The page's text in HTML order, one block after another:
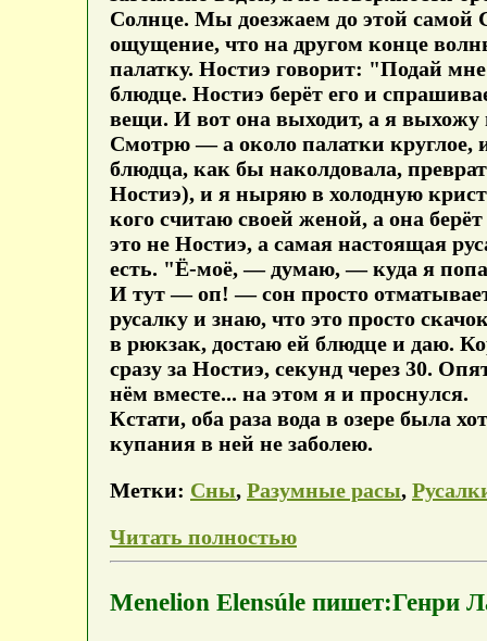
Солнце. Мы доезжаем до этой самой
ощущение, что на другом конце
палатку. Ностиэ говорит: "Подай
блюдце. Ностиэ берёт его и
вещи. И вот она выходит, а я выхожу
Смотрю — а около палатки круглое,
блюдца, как бы наколдовала,
Ностиэ), и я ныряю в холодную
кого считаю своей женой, а она
это не Ностиэ, а самая настоящая
есть. "Ё-моё, — думаю, — куда я
И тут — оп! — сон просто
русалку и знаю, что это просто
в рюкзак, достаю ей блюдце и даю.
сразу за Ностиэ, секунд через 30.
нём вместе... на этом я и проснулся.
Кстати, оба раза вода в озере была
купания в ней не заболею.
Метки: Сны, Разумные расы,
Читать полностью
Menelion Elensúle пишет:Генри